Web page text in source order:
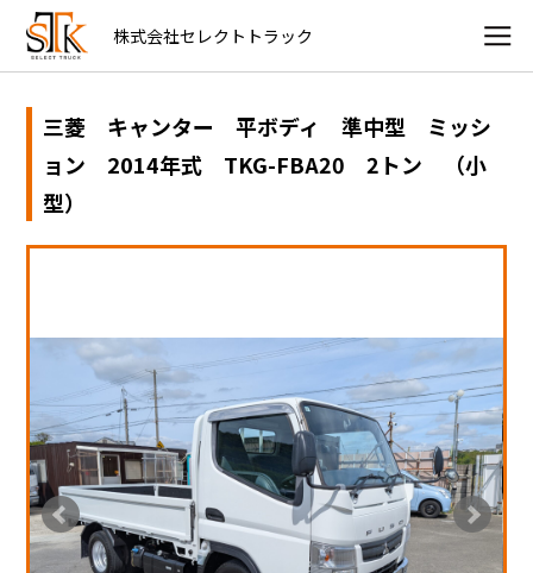
株式会社セレクトトラック
三菱 キャンター 平ボディ 準中型 ミッシ
ョン 2014年式 TKG-FBA20 2トン （小
型）